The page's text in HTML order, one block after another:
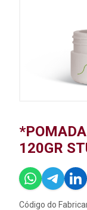
120GR
Código do